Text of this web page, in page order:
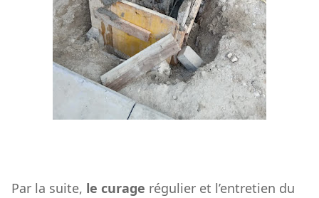
Par la suite, le curage régulier et l’entretien du